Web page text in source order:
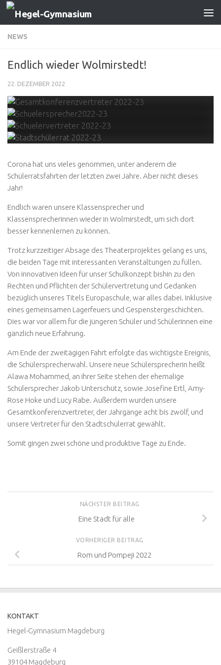
Zum Inhalt springen
NEWS
Endlich wieder Wolmirstedt!
22. DEZEMBER 2022
Corona hat uns vieles genommen, unter anderem die
Schülerratsfahrten der letzten zwei Jahre. Aber nicht dieses
Jahr!
Endlich waren unsere Klassensprecher und
Klassensprecherinnen wieder in Wolmirstedt, um sich dort
besser kennenlernen zu können.
Trotz kurzzeitiger Absage des Theaterprojektes gelang es uns,
die beiden Tage mit interessanten Veranstaltungen zu füllen.
Von innovativen Ideen für unser Schulkonzept bishin zu den
Rechten und Pflichten der Schülervertretung und Gedanken
bezüglich unseres Titels Europaschule, war alles dabei. Inklusive
eines gemeinsamen Lagerfeuers und Gespenstergeschichten.
Dies war vor allem für die jüngeren Schüler und Schülerinnen eine
gänzlich neue Erfahrung.
Am Ende der zweitägigen Fahrt erfolgte das wichtigste Ereignis,
die Schülersprecherwahl. Unsere neue Schülersprecherin heißt
Alawa Mohammed, an ihrer Seite stehen der ehemalige
Schülersprecher Jakob Unterschütz, sowie Josefine Ertl, Amy-
Rose Hoke und Lucy Rabe. Außerdem wurden unsere
Gesamtkonferenzvertreter, der Jahrgänge acht bis zwölf, und
unsere Vertreter für den Stadtschülerrat gewählt.
Somit gingen zwei schöne und produktive Tage zu Ende.
NÄCHSTER BEITRAG
Eine Stadt für alle
VORHERIGER BEITRAG
Rom und Pompeji 2022
KONTAKT
Hegel-Gymnasium Magdeburg
Geißlerstraße 4
39104 Magdeburg